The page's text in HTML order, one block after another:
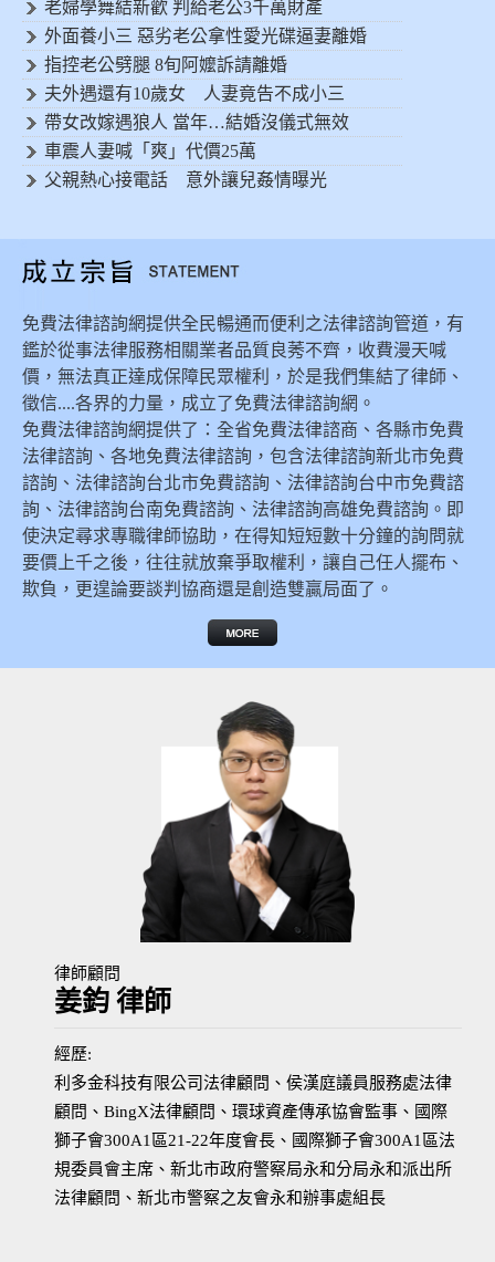
老婦學舞結新歡 判給老公3千萬財產
外面養小三 惡劣老公拿性愛光碟逼妻離婚
指控老公劈腿 8旬阿嬤訴請離婚
夫外遇還有10歲女 人妻竟告不成小三
帶女改嫁遇狼人 當年…結婚沒儀式無效
車震人妻喊「爽」代價25萬
父親熱心接電話 意外讓兒姦情曝光
免費法律諮詢網提供全民暢通而便利之法律諮詢管道，有
鑑於從事法律服務相關業者品質良莠不齊，收費漫天喊
價，無法真正達成保障民眾權利，於是我們集結了律師、
徵信....各界的力量，成立了免費法律諮詢網。
免費法律諮詢網提供了：全省免費法律諮商、各縣市免費
法律諮詢、各地免費法律諮詢，包含法律諮詢新北市免費
諮詢、法律諮詢台北市免費諮詢、法律諮詢台中市免費諮
詢、法律諮詢台南免費諮詢、法律諮詢高雄免費諮詢。即
使決定尋求專職律師協助，在得知短短數十分鐘的詢問就
要價上千之後，往往就放棄爭取權利，讓自己任人擺布、
欺負，更遑論要談判協商還是創造雙贏局面了。
律師顧問
姜鈞 律師
經歷:
利多金科技有限公司法律顧問、侯漢庭議員服務處法律
顧問、BingX法律顧問、環球資產傳承協會監事、國際
獅子會300A1區21-22年度會長、國際獅子會300A1區法
規委員會主席、新北市政府警察局永和分局永和派出所
法律顧問、新北市警察之友會永和辦事處組長